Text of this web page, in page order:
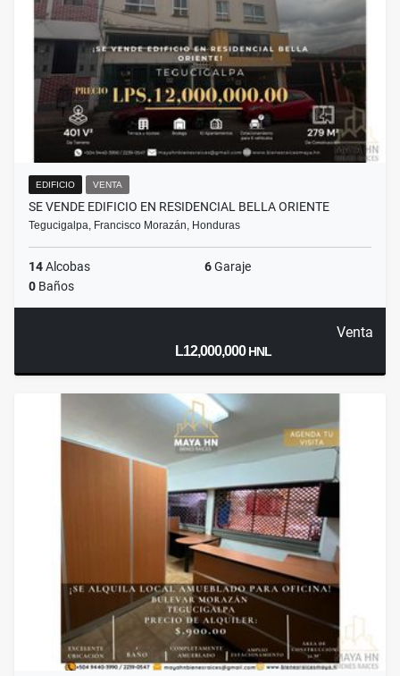
EDIFICIO VENTA
SE VENDE EDIFICIO EN RESIDENCIAL BELLA ORIENTE
Tegucigalpa, Francisco Morazán, Honduras
14Alcobas 6Garaje
0 Baños
Venta
L12,000,000HNL